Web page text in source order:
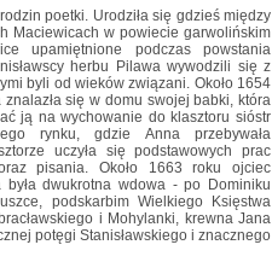
poetki. Urodziła się gdzieś między
Maciewicach w powiecie garwolińskim
upamiętnione podczas powstania
herbu Pilawa wywodzili się z
byli od wieków związani. Około 1654
się w domu swojej babki, która
ją na wychowanie do klasztoru sióstr
rynku, gdzie Anna przebywała
uczyła się podstawowych prac
pisania. Około 1663 roku ojciec
była dwukrotna wdowa - po Dominiku
podskarbim Wielkiego Księstwa
i Mohylanki, krewna Jana
potęgi Stanisławskiego i znacznego